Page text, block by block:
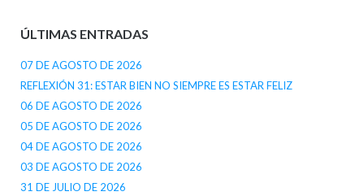
ÚLTIMAS ENTRADAS
07 DE AGOSTO DE 2026
REFLEXIÓN 31: ESTAR BIEN NO SIEMPRE ES ESTAR FELIZ
06 DE AGOSTO DE 2026
05 DE AGOSTO DE 2026
04 DE AGOSTO DE 2026
03 DE AGOSTO DE 2026
31 DE JULIO DE 2026